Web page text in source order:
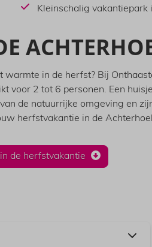
Kleinschalig vakantiepark
warmte in de herfst? Bij
voor 2 tot 6 personen. Een
de natuurrijke omgeving en
herfstvakantie in de
de herfstvakantie